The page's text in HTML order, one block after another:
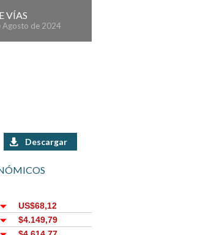
VÍAS
Agosto de 2024
Descargar
US$68,12
$4.149,79